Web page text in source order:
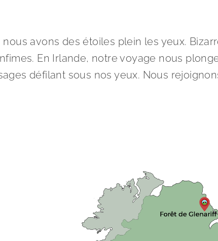
nous avons des étoiles plein les yeux.
En Irlande, notre voyage nous
défilant sous nos yeux. Nous